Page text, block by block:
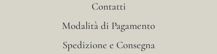
Contatti
Modalità di Pagamento
Spedizione e Consegna